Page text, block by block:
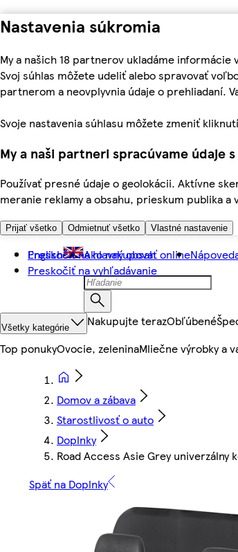
Nastavenia súkromia
My a našich 18 partnerov ukladáme
Svoj súhlas môžete udeliť alebo spravovať
partnerom a neovplyvnia údaje o prehliadaní.
Svoje nastavenia súhlasu môžete zmeniť
My a naši partneri spracúvame údaje
Používať presné údaje o geolokácii. Aktívne
meranie reklamy a obsahu, prieskum publika a
Prijať všetko Odmietnuť všetko Vlastné nastavenie
Preskočiť na hlavný obsah
Preskočiť na vyhľadávanie
English Ako nakupovať online
Všetky kategórie Nakupujte terazObľúbené
Top ponukyOvocie, zeleninaMliečne výrobky a
Domov a zábava
Starostlivosť o auto
Doplnky
Road Access Asie Grey
Späť na Doplnky